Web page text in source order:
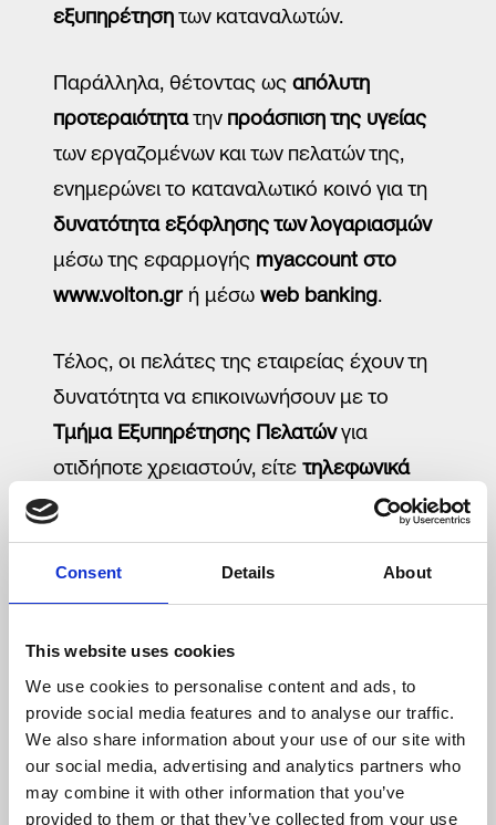
Consent Details About
This website uses cookies
We use cookies to personalise content and ads, to
provide social media features and to analyse our traffic.
We also share information about your use of our site with
our social media, advertising and analytics partners who
may combine it with other information that you’ve
provided to them or that they’ve collected from your use
εξυπηρέτησητων καταναλωτών.
Παράλληλα, θέτοντας ως απόλυτη
προτεραιότητατην προάσπιση της υγείας
των εργαζομένων και των πελατών της,
ενημερώνει το καταναλωτικό κοινό για τη
δυνατότητα εξόφλησης των λογαριασμών
μέσω της εφαρμογής myaccountστο
www.volton.grή μέσω web banking.
Τέλος, οι πελάτες της εταιρείας έχουν τη
δυνατότητα να επικοινωνήσουν με το
Τμήμα Εξυπηρέτησης Πελατώνγια
οτιδήποτε χρειαστούν, είτε τηλεφωνικά
στο 11300
cs@localhost